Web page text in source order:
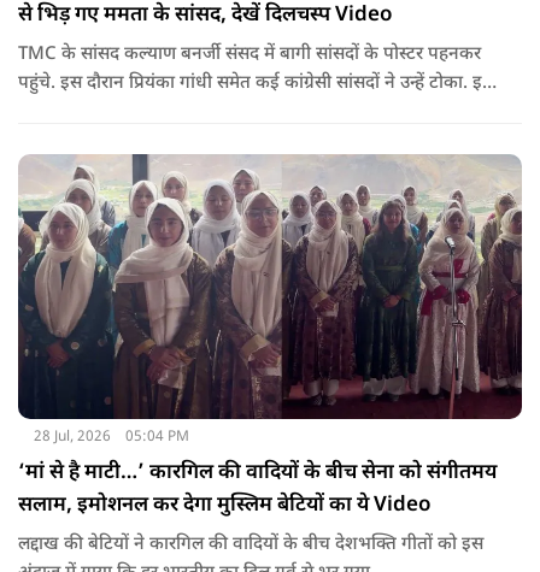
से भिड़ गए ममता के सांसद, देखें दिलचस्प Video
TMC के सांसद कल्याण बनर्जी संसद में बागी सांसदों के पोस्टर पहनकर
पहुंचे. इस दौरान प्रियंका गांधी समेत कई कांग्रेसी सांसदों ने उन्हें टोका. इस
28 Jul, 2026 05:04 PM
‘मां से है माटी…’ कारगिल की वादियों के बीच सेना को संगीतमय
सलाम, इमोशनल कर देगा मुस्लिम बेटियों का ये Video
लद्दाख की बेटियों ने कारगिल की वादियों के बीच देशभक्ति गीतों को इस